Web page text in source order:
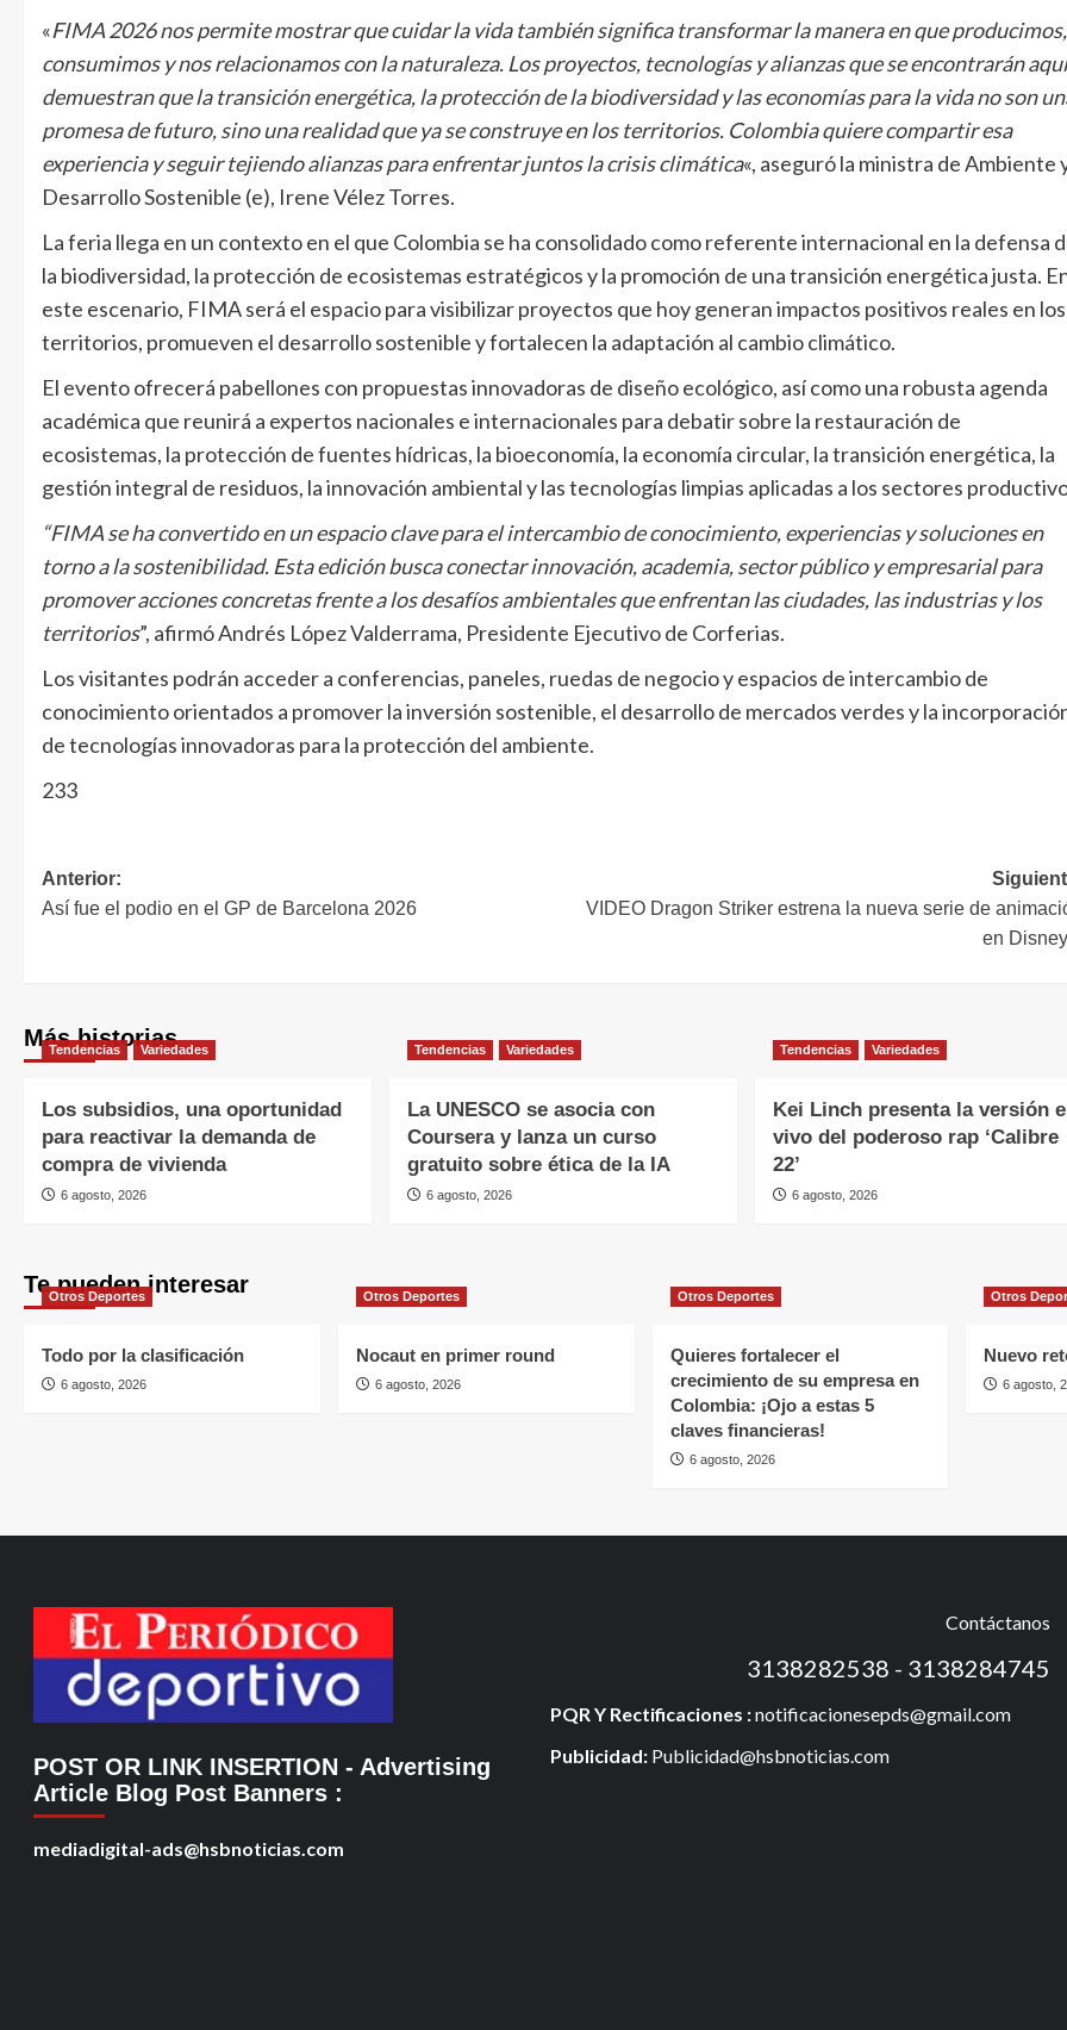
«FIMA 2026 nos permite mostrar que cuidar la vida también significa transformar la manera en que producimos,
consumimos y nos relacionamos con la naturaleza. Los proyectos, tecnologías y alianzas que se encontrarán aquí
demuestran que la transición energética, la protección de la biodiversidad y las economías para la vida no son
promesa de futuro, sino una realidad que ya se construye en los territorios. Colombia quiere compartir esa
experiencia y seguir tejiendo alianzas para enfrentar juntos la crisis climática«, aseguró la ministra de Ambiente
Desarrollo Sostenible (e), Irene Vélez Torres.
La feria llega en un contexto en el que Colombia se ha consolidado como referente internacional en la defensa
la biodiversidad, la protección de ecosistemas estratégicos y la promoción de una transición energética justa.
este escenario, FIMA será el espacio para visibilizar proyectos que hoy generan impactos positivos reales en los
territorios, promueven el desarrollo sostenible y fortalecen la adaptación al cambio climático.
El evento ofrecerá pabellones con propuestas innovadoras de diseño ecológico, así como una robusta agenda
académica que reunirá a expertos nacionales e internacionales para debatir sobre la restauración de
ecosistemas, la protección de fuentes hídricas, la bioeconomía, la economía circular, la transición energética, la
gestión integral de residuos, la innovación ambiental y las tecnologías limpias aplicadas a los sectores
“FIMA se ha convertido en un espacio clave para el intercambio de conocimiento, experiencias y soluciones en
torno a la sostenibilidad. Esta edición busca conectar innovación, academia, sector público y empresarial para
promover acciones concretas frente a los desafíos ambientales que enfrentan las ciudades, las industrias y los
territorios”, afirmó Andrés López Valderrama, Presidente Ejecutivo de Corferias.
Los visitantes podrán acceder a conferencias, paneles, ruedas de negocio y espacios de intercambio de
conocimiento orientados a promover la inversión sostenible, el desarrollo de mercados verdes y la
de tecnologías innovadoras para la protección del ambiente.
233
Anterior:
Así fue el podio en el GP de Barcelona 2026
VIDEO Dragon Striker estrena la nueva serie de
en
Más historias
Tendencias Variedades
Los subsidios, una oportunidad
para reactivar la demanda de
compra de vivienda
6 agosto, 2026
Tendencias Variedades
La UNESCO se asocia con
Coursera y lanza un curso
gratuito sobre ética de la IA
6 agosto, 2026
Tendencias Variedades
Kei Linch presenta la versión
vivo del poderoso rap ‘Calibre
22’
6 agosto, 2026
Te pueden interesar
Otros Deportes
Todo por la clasificación
6 agosto, 2026
Otros Deportes
Nocaut en primer round
6 agosto, 2026
Otros Deportes
Quieres fortalecer el
crecimiento de su empresa en
Colombia: ¡Ojo a estas 5
claves financieras!
6 agosto, 2026
Otros
Nuevo
6 agosto,
POST OR LINK INSERTION - Advertising
Article Blog Post Banners :
mediadigital-ads@hsbnoticias.com
Contáctanos
3138282538 - 3138284745
PQR Y Rectificaciones :notificacionesepds@gmail.com
Publicidad: Publicidad@hsbnoticias.com